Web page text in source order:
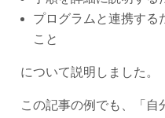
プログラムと連携する
こと
について説明しました。
この記事の例でも、「自